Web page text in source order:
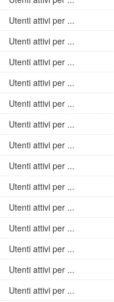
Utenti attivi per ...
Utenti attivi per ...
Utenti attivi per ...
Utenti attivi per ...
Utenti attivi per ...
Utenti attivi per ...
Utenti attivi per ...
Utenti attivi per ...
Utenti attivi per ...
Utenti attivi per ...
Utenti attivi per ...
Utenti attivi per ...
Utenti attivi per ...
Utenti attivi per ...